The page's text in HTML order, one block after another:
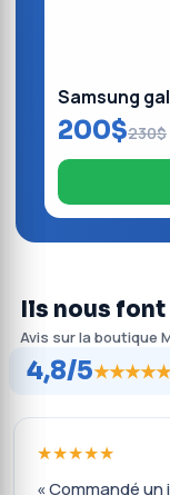
Samsung
200$230$
Ils nous
Avis sur la boutique
4,8/5★★★★★
★★★★★
« Commandé un